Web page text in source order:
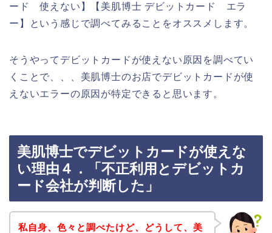
ード 使えない】【美肌博士 デビットカード エラ
ー】という感じで調べてみることをオススメします。
そうやってデビットカードが使えない原因を調べてい
くことで、、、美肌博士のお店でデビットカードが使
えないエラーの原因が特定できると思います。
美肌博士でデビットカードが使えな
い理由４．「不正利用とデビットカ
ード会社が判断した」
私自身、色々と調べたけど、どうして、美